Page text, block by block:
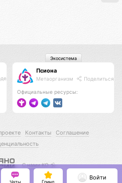
Псиона
Метаорганизм Поделиться
Официальные ресурсы:
Экосистема
Контакты
Соглашение
С нами КО 🕉️
Чаты Гринд
Войти